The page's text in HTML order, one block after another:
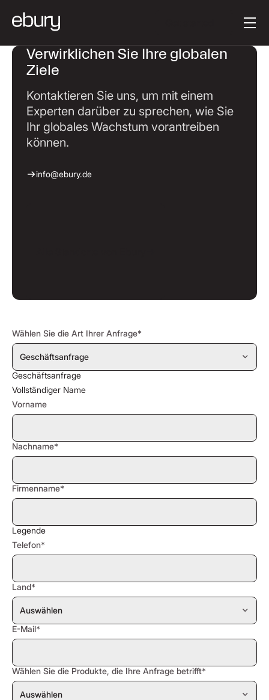
Verwirklichen Sie Ihre globalen
Ziele
Kontaktieren Sie uns, um mit einem
Experten darüber zu sprechen, wie Sie
Ihr globales Wachstum vorantreiben
können.
info@ebury.de
Wählen Sie die Art Ihrer Anfrage*
Geschäftsanfrage
Vollständiger Name
Vorname
Nachname*
Firmenname*
Legende
Telefon*
Land*
E-Mail*
Wählen Sie die Produkte, die Ihre Anfrage betrifft*